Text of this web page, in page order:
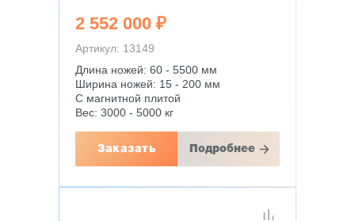
2 552 000 ₽
Артикул: 13149
Длина ножей: 60 - 5500 мм
Ширина ножей: 15 - 200 мм
С магнитной плитой
Вес: 3000 - 5000 кг
Заказать Подробнее